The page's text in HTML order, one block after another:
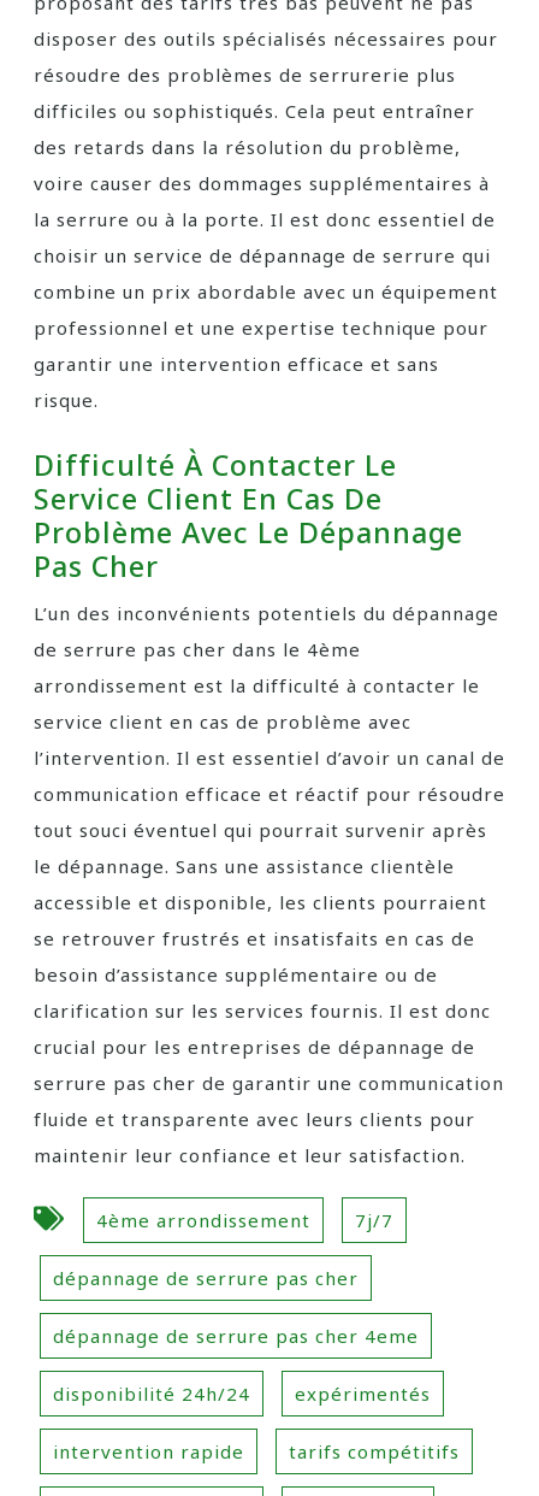
disposer des outils spécialisés nécessaires pour
résoudre des problèmes de serrurerie plus
difficiles ou sophistiqués. Cela peut entraîner
des retards dans la résolution du problème,
voire causer des dommages supplémentaires à
la serrure ou à la porte. Il est donc essentiel de
choisir un service de dépannage de serrure qui
combine un prix abordable avec un équipement
professionnel et une expertise technique pour
garantir une intervention efficace et sans
risque.
Difficulté À Contacter Le
Service Client En Cas De
Problème Avec Le Dépannage
Pas Cher
L’un des inconvénients potentiels du dépannage
de serrure pas cher dans le 4ème
arrondissement est la difficulté à contacter le
service client en cas de problème avec
l’intervention. Il est essentiel d’avoir un canal de
communication efficace et réactif pour résoudre
tout souci éventuel qui pourrait survenir après
le dépannage. Sans une assistance clientèle
accessible et disponible, les clients pourraient
se retrouver frustrés et insatisfaits en cas de
besoin d’assistance supplémentaire ou de
clarification sur les services fournis. Il est donc
crucial pour les entreprises de dépannage de
serrure pas cher de garantir une communication
fluide et transparente avec leurs clients pour
maintenir leur confiance et leur satisfaction.
4ème arrondissement 7j/7
dépannage de serrure pas cher
dépannage de serrure pas cher 4eme
disponibilité 24h/24 expérimentés
intervention rapide tarifs compétitifs